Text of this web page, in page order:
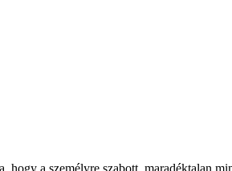
a személyre szabott, maradéktalan